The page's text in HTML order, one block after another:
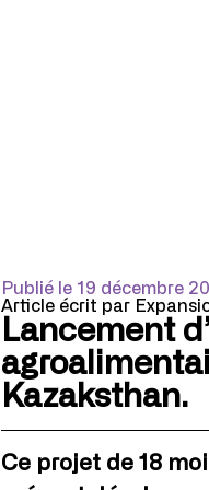
Publié le 19 décembre
Article écrit par
Lancement
Kazaksthan.
Ce projet de 18